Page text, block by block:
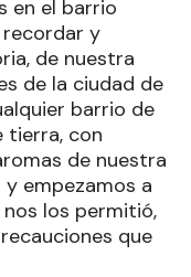
en el barrio
y
de nuestra
de la ciudad de
barrio de
tierra, con
de nuestra
empezamos a
los permitió,
que